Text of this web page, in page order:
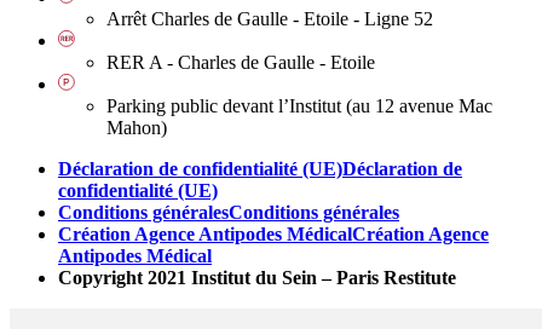
Arrêt Charles de Gaulle - Etoile - Ligne 52
RER A - Charles de Gaulle - Etoile
Parking public devant l’Institut (au 12 avenue Mac
Mahon)
Déclaration de confidentialité (UE)Déclaration de
confidentialité (UE)
Conditions généralesConditions générales
Création Agence Antipodes MédicalCréation Agence
Antipodes Médical
Copyright 2021 Institut du Sein – Paris Restitute